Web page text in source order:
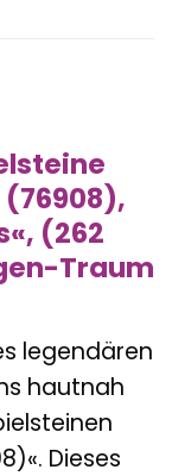
(262
Traum
legendären
hautnah
Dieses